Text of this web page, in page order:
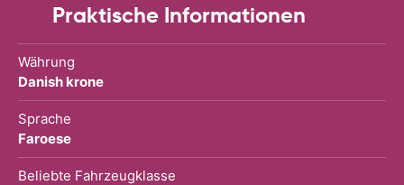
Praktische Informationen
Währung
Danish krone
Sprache
Faroese
Beliebte Fahrzeugklasse